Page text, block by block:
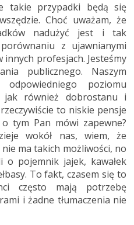
takie przypadki będą się
Choć uważam, że
nadużyć jest i tak
z ujawnianymi
profesjach. Jesteśmy
publicznego. Naszym
poziomu
jak również dobrostanu i
to niskie pensje
tym Pan mówi zapewne?
wokół nas, wiem, że
ma takich możliwości, no
pojemnik jajek, kawałek
To fakt, czasem się to
często mają potrzebę
i żadne tłumaczenia nie